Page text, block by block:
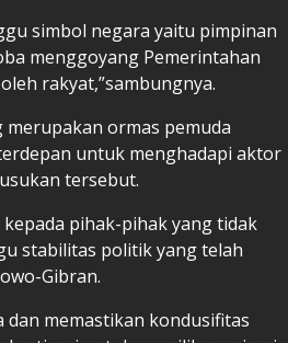
simbol negara yaitu pimpinan
menggoyang Pemerintahan
rakyat,”sambungnya.
merupakan ormas pemuda
untuk menghadapi aktor
tersebut.
pihak-pihak yang tidak
stabilitas politik yang telah
Gibran.
dan memastikan kondusifitas